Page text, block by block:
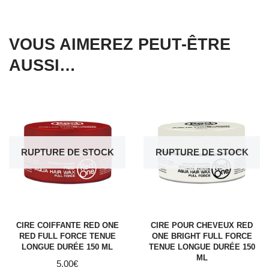
VOUS AIMEREZ PEUT-ÊTRE
AUSSI…
RUPTURE DE STOCK
CIRE COIFFANTE RED ONE
RED FULL FORCE TENUE
LONGUE DURÉE 150 ML
5,00€
RUPTURE DE STOCK
CIRE POUR CHEVEUX RED
ONE BRIGHT FULL FORCE
TENUE LONGUE DURÉE 150
ML